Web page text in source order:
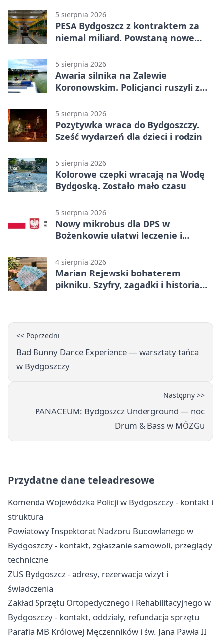
5 sierpnia 2026
PESA Bydgoszcz z kontraktem za
niemal miliard. Powstaną nowe
5 sierpnia 2026
Awaria silnika na Zalewie
Koronowskim. Policjanci ruszyli z
5 sierpnia 2026
Pozytywka wraca do Bydgoszczy.
Sześć wydarzeń dla dzieci i rodzin
5 sierpnia 2026
Kolorowe czepki wracają na Wodę
Bydgoską. Zostało mało czasu
5 sierpnia 2026
Nowy mikrobus dla DPS w
Bożenkowie ułatwi leczenie i
4 sierpnia 2026
Marian Rejewski bohaterem
pikniku. Szyfry, zagadki i historia
<< Poprzedni
Bad Bunny Dance Experience — warsztaty tańca
w Bydgoszczy
Następny >>
PANACEUM: Bydgoszcz Underground — noc
Drum & Bass w MÓZGu
Przydatne dane teleadresowe
Komenda Wojewódzka Policji w Bydgoszczy - kontakt i
struktura
Powiatowy Inspektorat Nadzoru Budowlanego w
Bydgoszczy - kontakt, zgłaszanie samowoli, przeglądy
techniczne
ZUS Bydgoszcz - adresy, rezerwacja wizyt i
świadczenia
Zakład Sprzętu Ortopedycznego i Rehabilitacyjnego w
Bydgoszczy - kontakt, oddziały, refundacja sprzętu
Parafia MB Królowej Męczenników i św. Jana Pawła II